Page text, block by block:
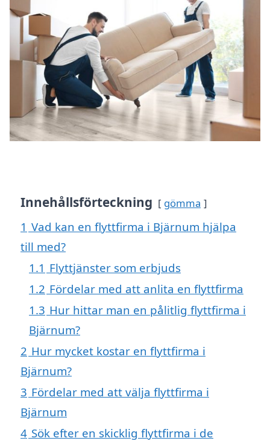
Innehållsförteckning gömma
1 Vad kan en flyttfirma i Bjärnum hjälpa
till med?
1.1 Flyttjänster som erbjuds
1.2 Fördelar med att anlita en flyttfirma
1.3 Hur hittar man en pålitlig flyttfirma i
Bjärnum?
2 Hur mycket kostar en flyttfirma i
Bjärnum?
3 Fördelar med att välja flyttfirma i
Bjärnum
4 Sök efter en skicklig flyttfirma i de